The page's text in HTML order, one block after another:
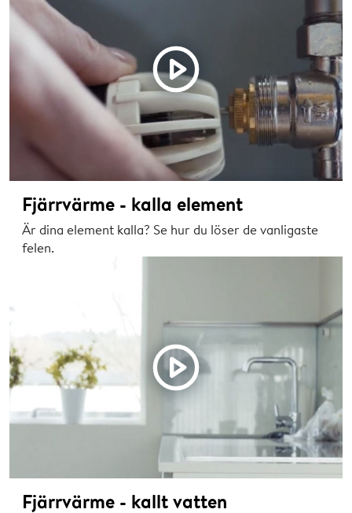
Fjärrvärme - kalla element
Är dina element kalla? Se hur du löser de vanligaste
felen.
Fjärrvärme - kallt vatten